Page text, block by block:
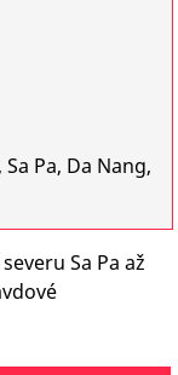
Pa, Da Nang,
Sa Pa až